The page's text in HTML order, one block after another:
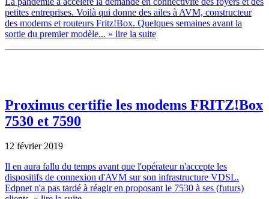
petites entreprises. Voilà qui donne des ailes à AVM, constructeur
des modems et routeurs Fritz!Box. Quelques semaines avant la
sortie du premier modèle... » lire la suite
Proximus certifie les modems FRITZ!Box
7530 et 7590
12 février 2019
Il en aura fallu du temps avant que l'opérateur n'accepte les
dispositifs de connexion d'AVM sur son infrastructure VDSL.
Edpnet n'a pas tardé à réagir en proposant le 7530 à ses (futurs)